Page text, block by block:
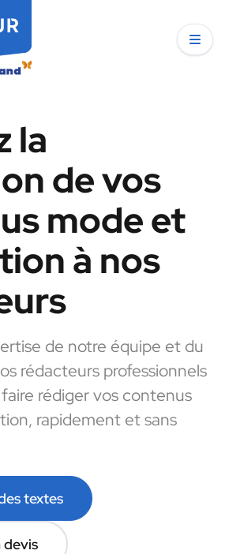
la
de vos
mode et
à nos
de notre équipe et du
rédacteurs professionnels
rédiger vos contenus
rapidement et sans
textes
devis